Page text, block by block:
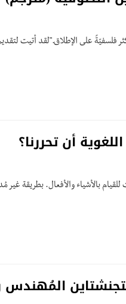
أن تحررنا؟
بالأشياء والأفعال. بطريقة غير